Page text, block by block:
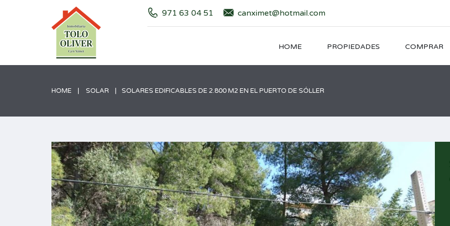
971 63 04 51 canximet@hotmail.com
HOME PROPIEDADES COMPRAR
HOME SOLAR SOLARES EDIFICABLES DE 2.800 M2 EN EL PUERTO DE SÓLLER